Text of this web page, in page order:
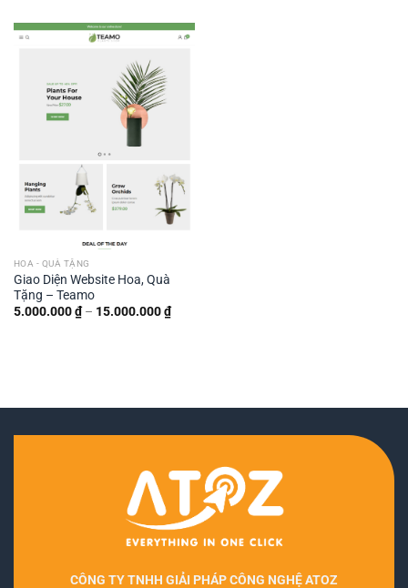
đến
15.000.000 ₫
HOA - QUÀ TẶNG
Giao Diện Website Hoa, Quà
Tặng – Teamo
5.000.000₫ – 15.000.000₫Khoảng
giá:
CÔNG TY TNHH GIẢI PHÁP CÔNG NGHỆ ATOZ